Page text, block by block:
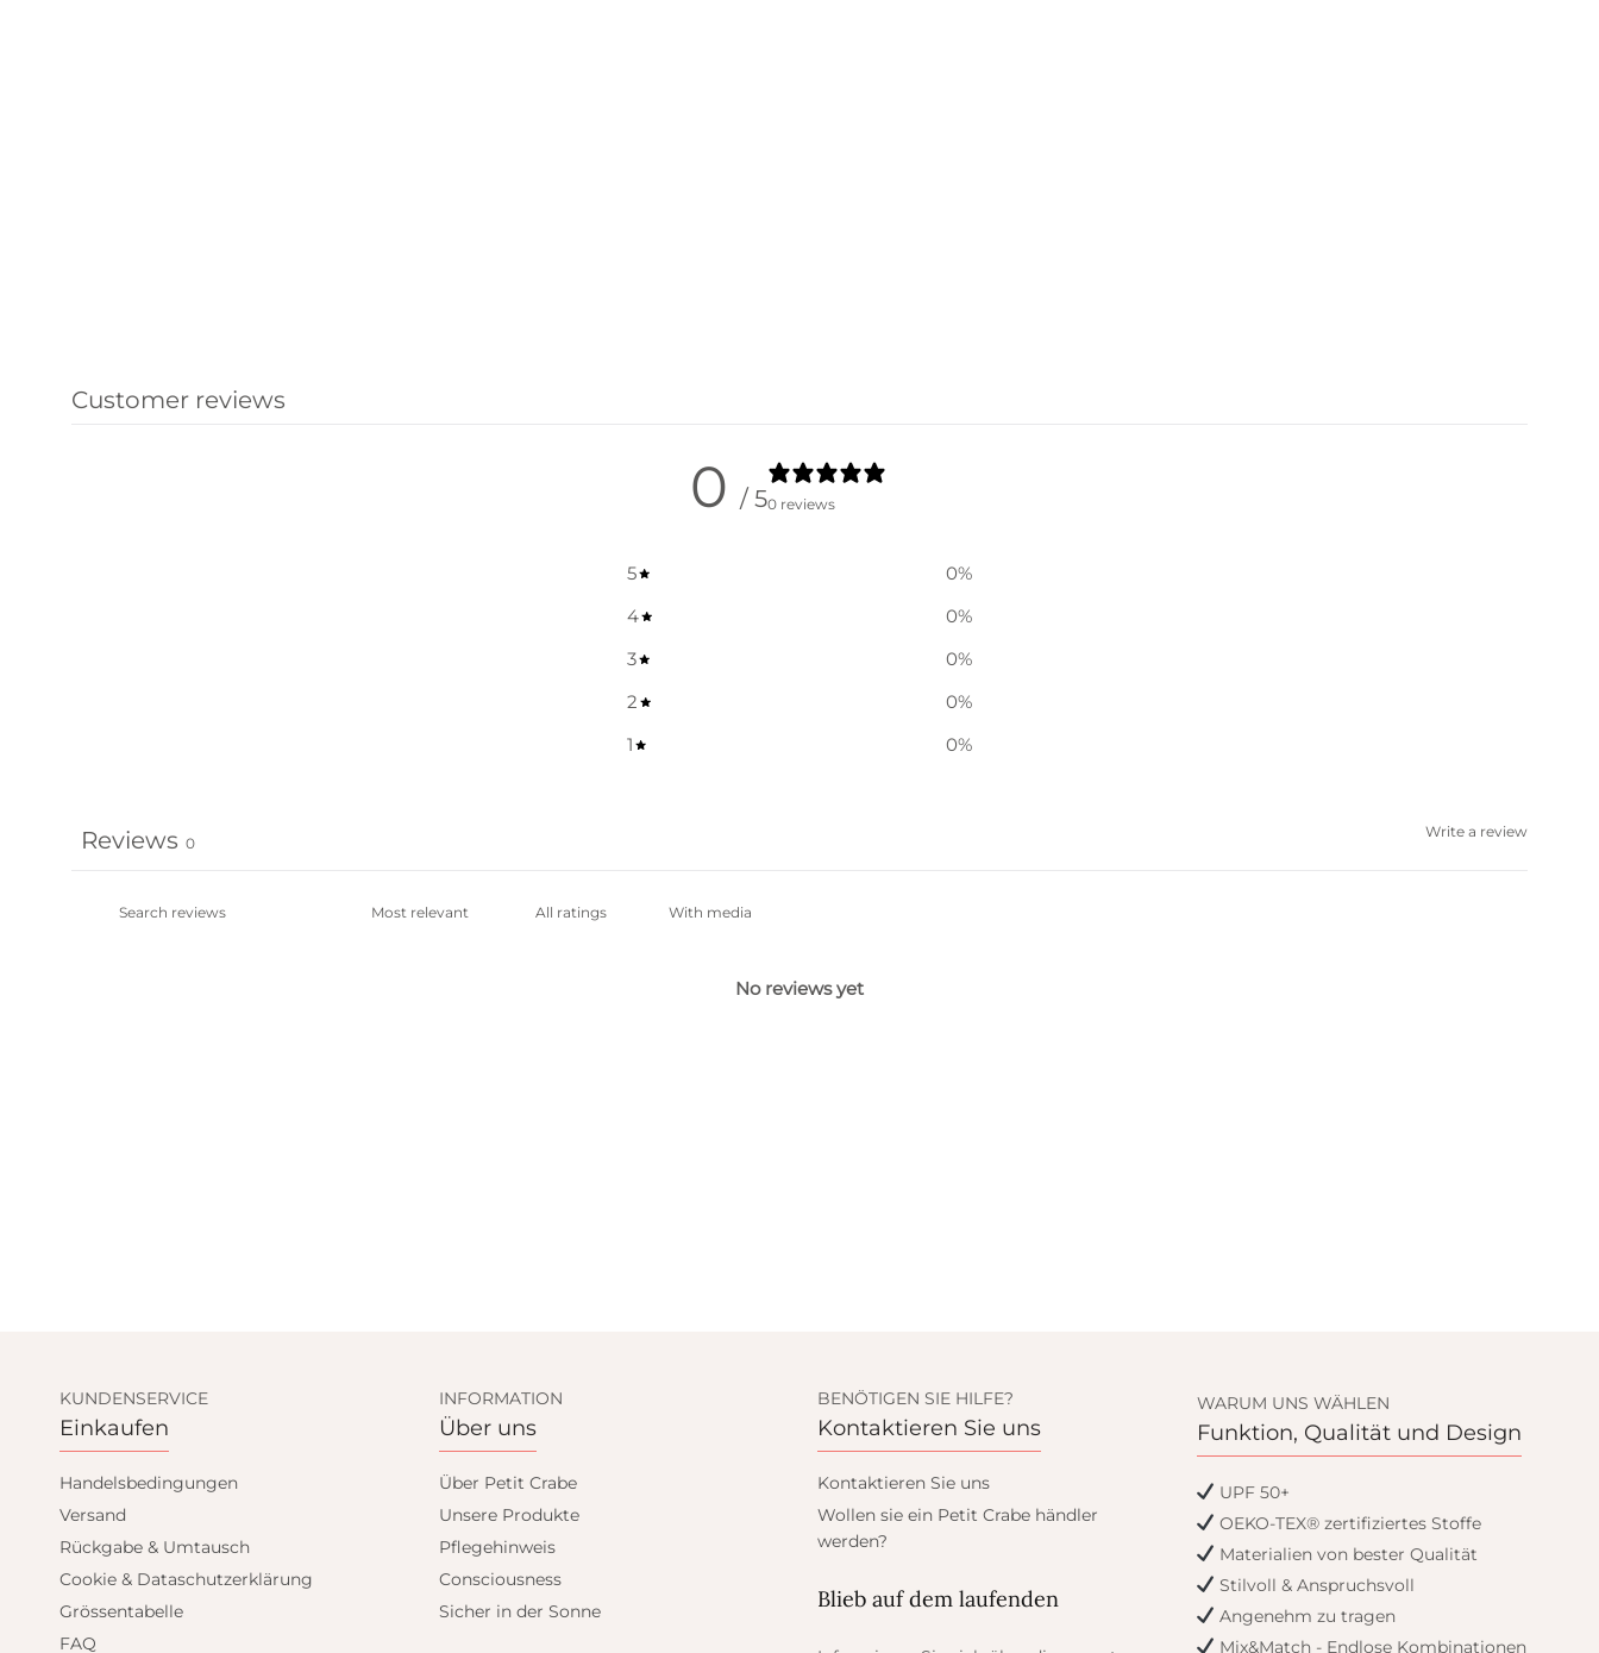
Customer reviews
0 / 50 reviews
5 0%
4
0%
3
0%
2
0%
1
0%
Write a review
Reviews 0
With media
No reviews yet
KUNDENSERVICE
Einkaufen
Handelsbedingungen
Versand
Rückgabe & Umtausch
Cookie & Dataschutzerklärung
Grössentabelle
FAQ
INFORMATION
Über uns
Über Petit Crabe
Unsere Produkte
Pflegehinweis
Consciousness
Sicher in der Sonne
BENÖTIGEN SIE HILFE?
Kontaktieren Sie uns
Kontaktieren Sie uns
Wollen sie ein Petit Crabe händler
werden?
Blieb auf dem laufenden
WARUM UNS WÄHLEN
Funktion, Qualität und Design
UPF 50+
OEKO-TEX® zertifiziertes Stoffe
Materialien von bester Qualität
Stilvoll & Anspruchsvoll
Angenehm zu tragen
Mix&Match - Endlose Kombinationen